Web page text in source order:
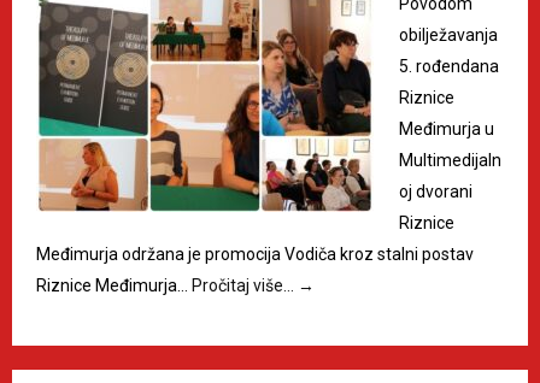
obilježavanja
5. rođendana
Riznice
Međimurja u
Multimedijaln
oj dvorani
Riznice
Međimurja održana je promocija Vodiča kroz stalni postav
Riznice Međimurja…
Pročitaj više… →